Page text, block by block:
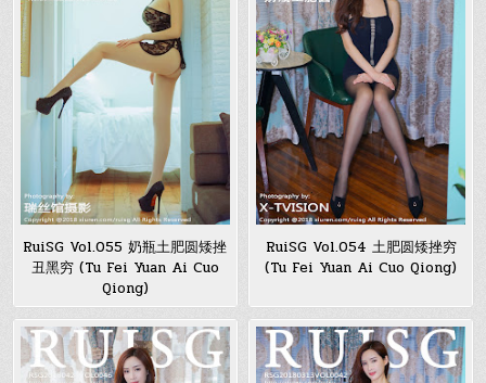
RuiSG Vol.055 奶瓶土肥圆矮挫
丑黑穷 (Tu Fei Yuan Ai Cuo
Qiong)
RuiSG Vol.054 土肥圆矮挫穷
(Tu Fei Yuan Ai Cuo Qiong)